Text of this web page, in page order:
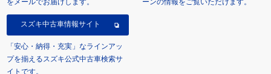
をメールでお届けします。
ーンの情報をご覧いただけます。
スズキ中古車情報サイト
「安心・納得・充実」なラインアッ
プを揃えるスズキ公式中古車検索サ
イトです。